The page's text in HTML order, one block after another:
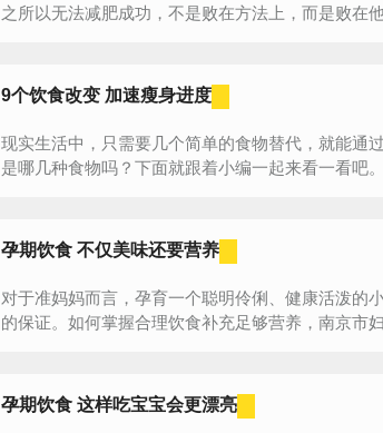
之所以无法减肥成功，不是败在方法上，而是败在
9个饮食改变 加速瘦身进度
现实生活中，只需要几个简单的食物替代，就能通
孕期饮食 不仅美味还要营养
对于准妈妈而言，孕育一个聪明伶俐、健康活泼的
的保证。如何掌握合理饮食补充足够营养，南京市
孕期饮食 这样吃宝宝会更漂亮